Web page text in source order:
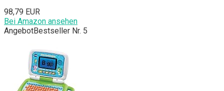
98,79 EUR
Bei Amazon ansehen
AngebotBestseller Nr. 5